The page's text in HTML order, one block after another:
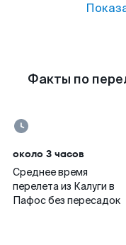
Факты по
около 3 часов
Среднее время
перелета из Калуги в
Пафос без пересадок